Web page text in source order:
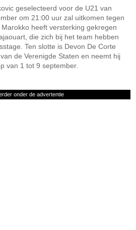
geselecteerd voor de U21 van
om 21:00 uur zal uitkomen tegen
heeft versterking gekregen
die zich bij het team hebben
Ten slotte is Devon De Corte
de Verenigde Staten en neemt hij
van 1 tot 9 september.
onder de advertentie